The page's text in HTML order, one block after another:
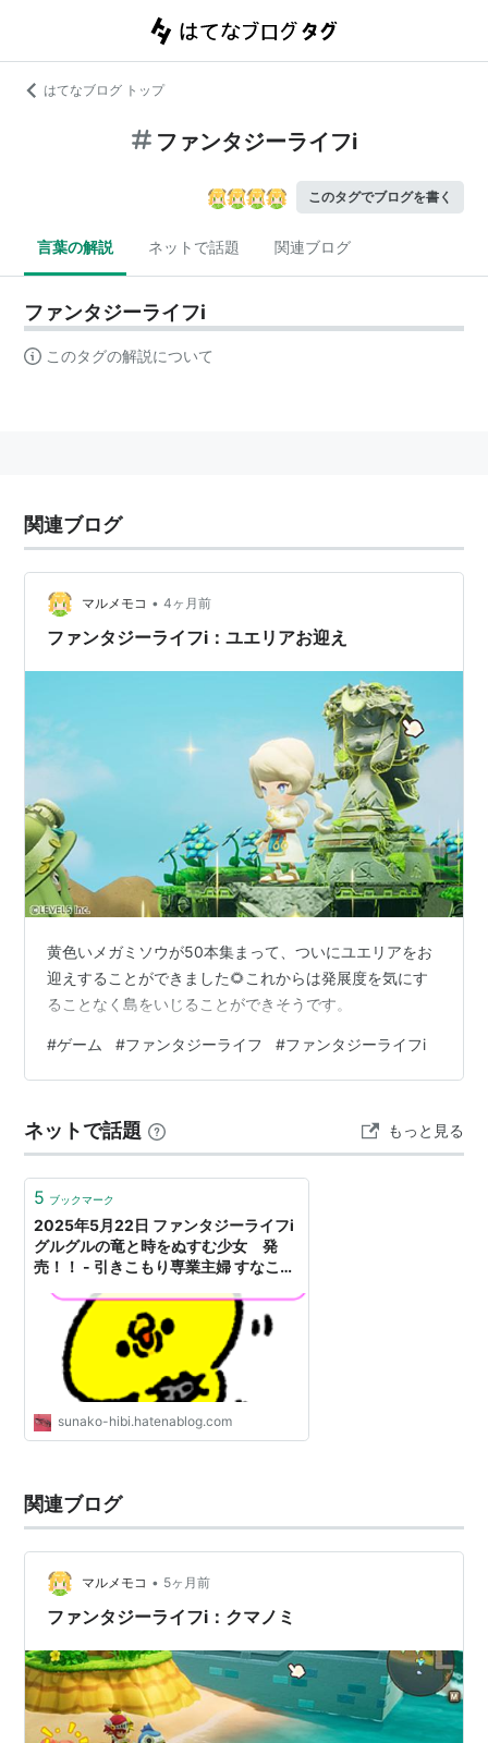
はてなブログ トップ
ファンタジーライフi
このタグでブログを書く
言葉の解説 ネットで話題 関連ブログ
ファンタジーライフi
このタグの解説について
関連ブログ
マルメモコ • 4ヶ月前
ファンタジーライフi：ユエリアお迎え
黄色いメガミソウが50本集まって、ついにユエリアをお
迎えすることができました🌻これからは発展度を気にす
ることなく島をいじることができそうです。
#ゲーム #ファンタジーライフ #ファンタジーライフi
ネットで話題 もっと見る
5 ブックマーク
2025年5月22日 ファンタジーライフi
グルグルの竜と時をぬすむ少女 発
売！！ - 引きこもり専業主婦 すなこの
sunako-hibi.hatenablog.com
関連ブログ
マルメモコ • 5ヶ月前
ファンタジーライフi：クマノミ